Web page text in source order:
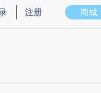
图存在偏差。不代表财新
商城
注册